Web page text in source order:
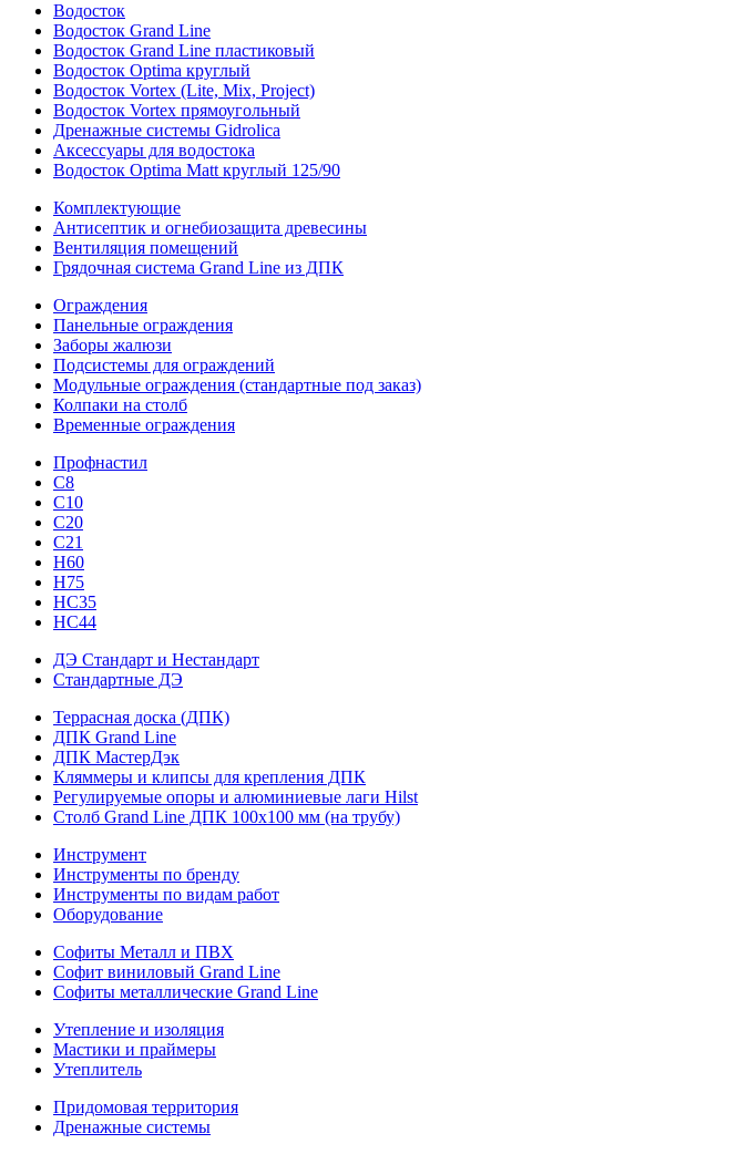
Водосток
Водосток Grand Line
Водосток Grand Line пластиковый
Водосток Optima круглый
Водосток Vortex (Lite, Mix, Project)
Водосток Vortex прямоугольный
Дренажные системы Gidrolica
Аксессуары для водостока
Водосток Optima Matt круглый 125/90
Комплектующие
Антисептик и огнебиозащита древесины
Вентиляция помещений
Грядочная система Grand Line из ДПК
Ограждения
Панельные ограждения
Заборы жалюзи
Подсистемы для ограждений
Модульные ограждения (стандартные под заказ)
Колпаки на столб
Временные ограждения
Профнастил
С8
С10
С20
С21
H60
H75
HС35
НС44
ДЭ Стандарт и Нестандарт
Стандартные ДЭ
Террасная доска (ДПК)
ДПК Grand Line
ДПК МастерДэк
Кляммеры и клипсы для крепления ДПК
Регулируемые опоры и алюминиевые лаги Hilst
Столб Grand Line ДПК 100х100 мм (на трубу)
Инструмент
Инструменты по бренду
Инструменты по видам работ
Оборудование
Софиты Металл и ПВХ
Софит виниловый Grand Line
Софиты металлические Grand Line
Утепление и изоляция
Мастики и праймеры
Утеплитель
Придомовая территория
Дренажные системы